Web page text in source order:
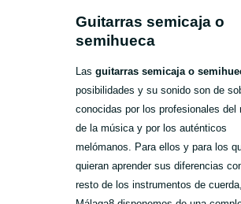
Guitarras semicaja o
semihueca
Las guitarras semicaja o
posibilidades y su sonido son de
conocidas por los profesionales del
de la música y por los auténticos
melómanos. Para ellos y para los
quieran aprender sus diferencias
resto de los instrumentos de